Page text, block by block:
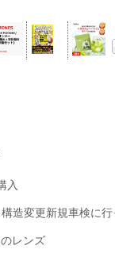
入
造変更新規車検に行
レンズ